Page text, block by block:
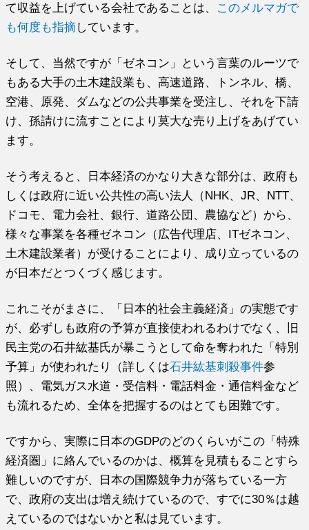
て収益を上げている会社であることは、 このメルマガで
も何度も指摘しています。
そして、当然ですが「ゼネコン」という言葉のルーツで
もある大手の土木建設業も、高速道路、トンネル、橋、
空港、原発、ダムなどの公共事業を受注し、それを下請
け、孫請けに流すことにより莫大な売り上げをあげてい
ます。
そう考えると、日本経済のかなり大きな部分は、政府も
しくは政府に近い公共性の高い法人（NHK、JR、NTT、
ドコモ、電力会社、銀行、道路公団、農協など）から、
様々な事業を各種ゼネコン（広告代理店、ITゼネコン、
土木建設業者）が受けることにより、成り立っているの
が日本だとつくづく感じます。
これこそがまさに、「日本的社会主義経済」の実態です
が、必ずしも政府の予算が直接使われるわけでなく、旧
民主党の石井紘基氏が暴こうとして命を奪われた「特別
予算」が使われたり（詳しくは石井紘基刺殺事件参
照）、電気ガス水道・受信料・電話料金・通信料金など
も流れるため、全体を把握するのはとても困難です。
ですから、実際に日本のGDPのどのくらいがこの「特殊
経済圏」に絡んでいるのかは、概算を見積もることすら
難しいのですが、日本の国際競争力が落ちている一方
で、政府の支出は増え続けているので、すでに30％は越
えているのではないかと私は見ています。